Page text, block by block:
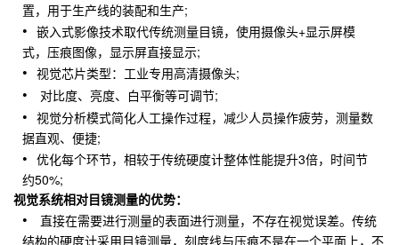
置，用于生产线的装配和生产;
嵌入式影像技术取代传统测量目镜，使用摄像头+显示屏模
式，压痕图像，显示屏直接显示;
视觉芯片类型：工业专用高清摄像头;
对比度、亮度、白平衡等可调节;
视觉分析模式简化人工操作过程，减少人员操作疲劳，测量数
据直观、便捷;
优化每个环节，相较于传统硬度计整体性能提升3倍，时间节
约50%;
视觉系统相对目镜测量的优势：
直接在需要进行测量的表面进行测量，不存在视觉误差。传统
结构的硬度计采用目镜测量，刻度线与压痕不是在一个平面上，不